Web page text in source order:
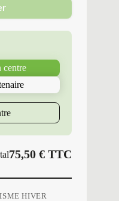
centre
75,50€ TTC
HIVER